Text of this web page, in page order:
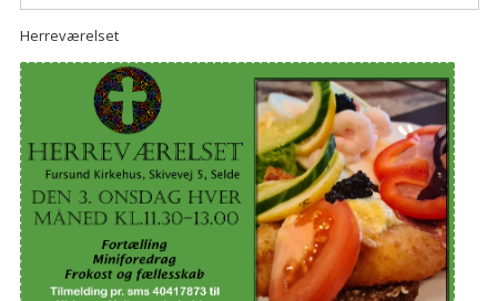
Herreværelset